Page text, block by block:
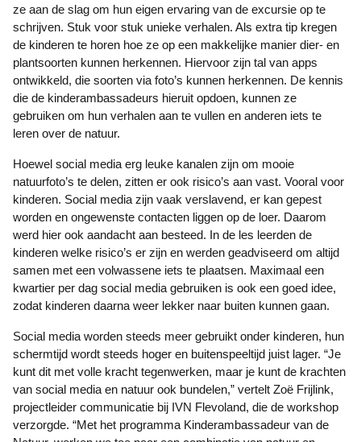
ze aan de slag om hun eigen ervaring van de excursie op te
schrijven. Stuk voor stuk unieke verhalen. Als extra tip kregen
de kinderen te horen hoe ze op een makkelijke manier dier- en
plantsoorten kunnen herkennen. Hiervoor zijn tal van apps
ontwikkeld, die soorten via foto’s kunnen herkennen. De kennis
die de kinderambassadeurs hieruit opdoen, kunnen ze
gebruiken om hun verhalen aan te vullen en anderen iets te
leren over de natuur.
Hoewel social media erg leuke kanalen zijn om mooie
natuurfoto’s te delen, zitten er ook risico’s aan vast. Vooral voor
kinderen. Social media zijn vaak verslavend, er kan gepest
worden en ongewenste contacten liggen op de loer. Daarom
werd hier ook aandacht aan besteed. In de les leerden de
kinderen welke risico’s er zijn en werden geadviseerd om altijd
samen met een volwassene iets te plaatsen. Maximaal een
kwartier per dag social media gebruiken is ook een goed idee,
zodat kinderen daarna weer lekker naar buiten kunnen gaan.
Social media worden steeds meer gebruikt onder kinderen, hun
schermtijd wordt steeds hoger en buitenspeeltijd juist lager. “Je
kunt dit met volle kracht tegenwerken, maar je kunt de krachten
van social media en natuur ook bundelen,” vertelt Zoë Frijlink,
projectleider communicatie bij IVN Flevoland, die de workshop
verzorgde. “Met het programma Kinderambassadeur van de